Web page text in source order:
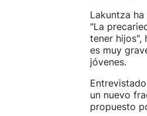
Lakuntza
"La
tener hijos",
es muy
jóvenes.
un nuevo
propuesto